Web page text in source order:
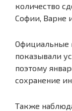
количество
Софии, Варне
Официальные
показывали
поэтому
сохранение
Также